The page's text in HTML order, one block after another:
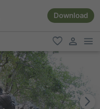
Download
favorit